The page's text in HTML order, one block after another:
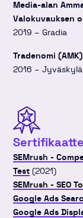
Media-alan
Valokuvauksen
2019 – Gradia
Tradenomi (AMK)
2016 –
SEMrush -
Test (2021)
SEMrush - SEO
Google Ads
Google Ads